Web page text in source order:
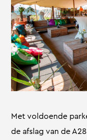
Met voldoende
de afslag van de